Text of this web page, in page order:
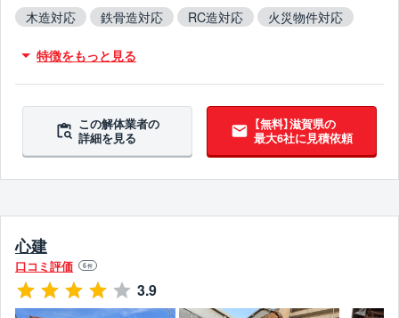
木造対応
鉄骨造対応 RC造対応
火災物件対応
特徴をもっと見る
この解体業者の
詳細を見る
【無料】滋賀県の
最大6社に見積依頼
心建
口コミ評価 6件
3.9